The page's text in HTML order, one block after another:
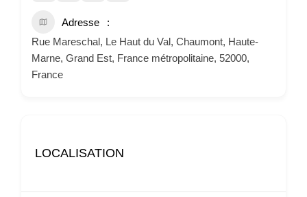
Adresse
Rue Mareschal, Le Haut du Val, Chaumont, Haute-
Marne, Grand Est, France métropolitaine, 52000,
France
LOCALISATION